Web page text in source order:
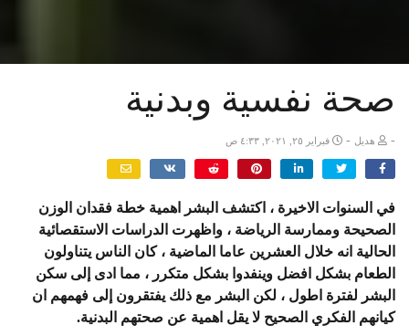
صحة نفسية وبدنية
- هديل - فبراير ٢٥, ٢٠٢١, ٤:٣٣ ص
في السنوات الاخيرة ، اكتشف البشر اهمية خطة فقدان الوزن
الصحيحة وممارسة الرياضة ، واظهرت الدراسات الاستقصائية
الحالية انه خلال العشرين عاما الماضية ، كان الناس يتناولون
الطعام بشكل افضل وينفدوا بشكل متكرر ، مما ادى إلى سكن
البشر لفترة اطول ، لكن البشر مع ذلك يفتقرون إلى فهمهم ان
كيانهم الفكري الصحيح لا يقل اهمية عن صحتهم البدنية.